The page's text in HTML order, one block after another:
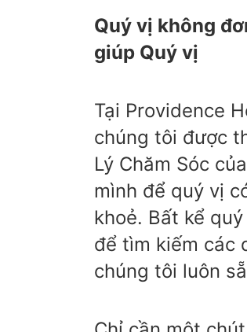
Quý vị không
giúp Quý vị
Tại Providence
chúng tôi được
Lý Chăm Sóc
mình để quý vị
khoẻ. Bất kể
để tìm kiếm các
chúng tôi luôn